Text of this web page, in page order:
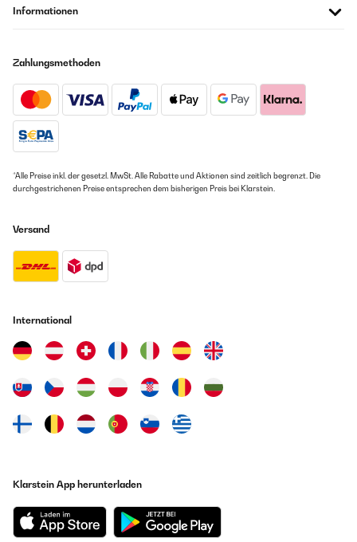
Informationen
Zahlungsmethoden
*Alle Preise inkl. der gesetzl. MwSt. Alle Rabatte und Aktionen sind zeitlich begrenzt. Die
durchgestrichenen Preise entsprechen dem bisherigen Preis bei Klarstein.
Versand
International
Klarstein App herunterladen